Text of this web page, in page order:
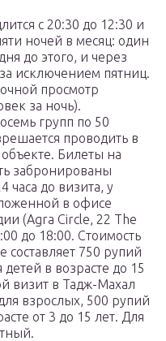
с 20:30 до 12:30 и
ночей в месяц: один
до этого, и через
исключением пятниц.
просмотр
за ночь).
групп по 50
проводить в
Билеты на
забронированы
часа до визита, у
в офисе
(Agra Circle, 22 The
до 18:00. Стоимость
750 рупий
в возрасте до 15
визит в Тадж-Махал
взрослых, 500 рупий
от 3 до 15 лет. Для